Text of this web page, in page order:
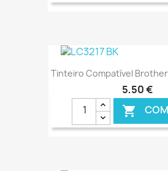
Tinteiro Compatível Brother
5,50 €
